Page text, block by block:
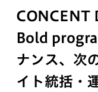
CONCENT
Bold
ナンス、次
イト統括・